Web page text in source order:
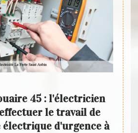
45 : l'électricien
le travail de
électrique d'urgence à